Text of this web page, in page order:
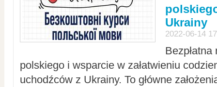
Ukrainy
2022-06-14
polskiego i wsparcie w załatwieniu
uchodźców z Ukrainy. To główne